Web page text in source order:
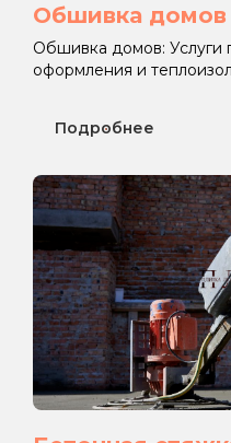
Обшивка домов
Обшивка домов:
оформления и
Подробнее